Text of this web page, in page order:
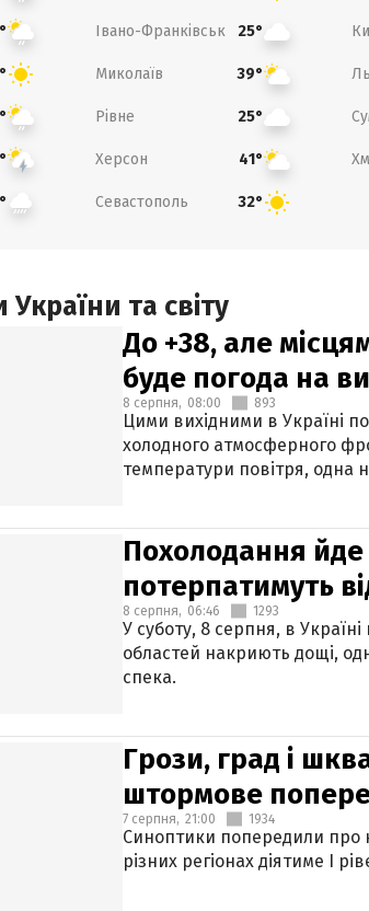
Івано-Франківськ 25°
Миколаїв 39°
Рівне 25°
Херсон 41°
Севастополь 32°
та світу
До +38, але
буде погода на
8 серпня, 08:00 893
Цими вихідними в Україні
холодного атмосферного
температури повітря, одна
Похолодання йде
потерпатимуть
8 серпня, 06:46 1293
У суботу, 8 серпня, в
областей накриють дощі,
спека.
Грози, град і
штормове
7 серпня, 21:00 1934
Синоптики попередили про
різних регіонах діятиме І